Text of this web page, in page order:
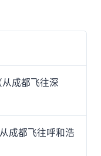
成都飞往深
成都飞往呼和浩